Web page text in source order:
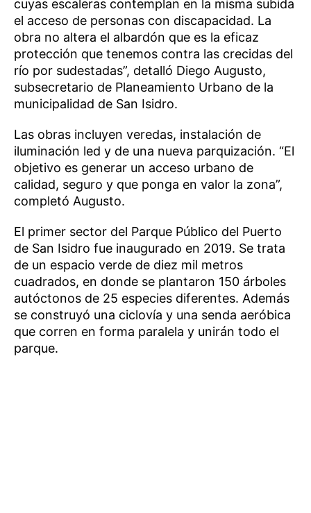
cuyas escaleras contemplan en la misma subida
el acceso de personas con discapacidad. La
obra no altera el albardón que es la eficaz
protección que tenemos contra las crecidas del
río por sudestadas”, detalló Diego Augusto,
subsecretario de Planeamiento Urbano de la
municipalidad de San Isidro.
Las obras incluyen veredas, instalación de
iluminación led y de una nueva parquización. “El
objetivo es generar un acceso urbano de
calidad, seguro y que ponga en valor la zona”,
completó Augusto.
El primer sector del Parque Público del Puerto
de San Isidro fue inaugurado en 2019. Se trata
de un espacio verde de diez mil metros
cuadrados, en donde se plantaron 150 árboles
autóctonos de 25 especies diferentes. Además
se construyó una ciclovía y una senda aeróbica
que corren en forma paralela y unirán todo el
parque.